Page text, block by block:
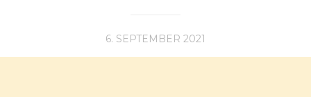
6. SEPTEMBER 2021